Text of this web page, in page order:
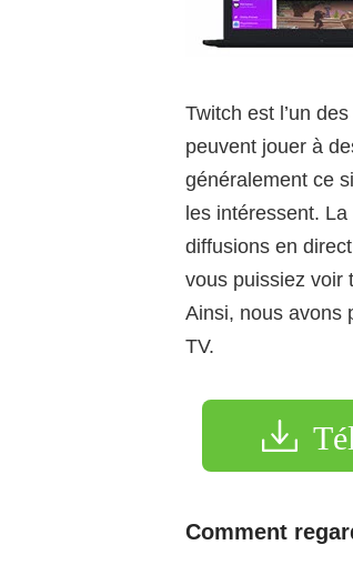
Twitch est l’un
peuvent jouer à
généralement ce
les intéressent.
diffusions en
vous puissiez voir
Ainsi, nous avons
TV.
Comment